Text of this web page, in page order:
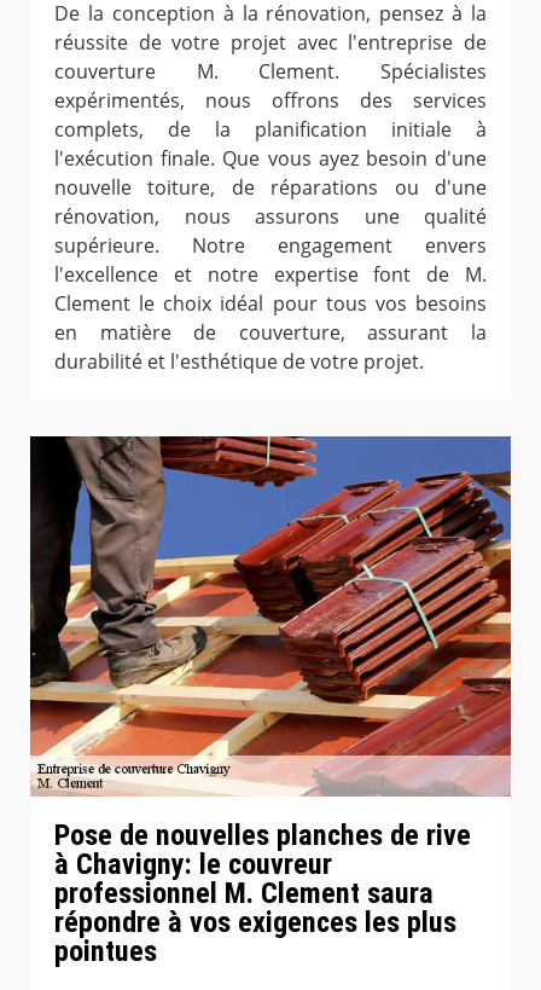
De la conception à la rénovation, pensez à la
réussite de votre projet avec l'entreprise de
couverture M. Clement. Spécialistes
expérimentés, nous offrons des services
complets, de la planification initiale à
l'exécution finale. Que vous ayez besoin d'une
nouvelle toiture, de réparations ou d'une
rénovation, nous assurons une qualité
supérieure. Notre engagement envers
l'excellence et notre expertise font de M.
Clement le choix idéal pour tous vos besoins
en matière de couverture, assurant la
durabilité et l'esthétique de votre projet.
Pose de nouvelles planches de rive
à Chavigny: le couvreur
professionnel M. Clement saura
répondre à vos exigences les plus
pointues